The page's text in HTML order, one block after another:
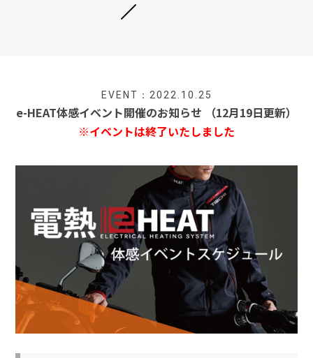
EVENT：2022.10.25
e-HEAT体感イベント開催のお知らせ （12月19日更新）
※イベントは終了いたしました